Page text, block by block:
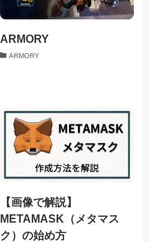
ARMORY
ARMORY
【画像で解説】
METAMASK（メタマス
ク）の始め方